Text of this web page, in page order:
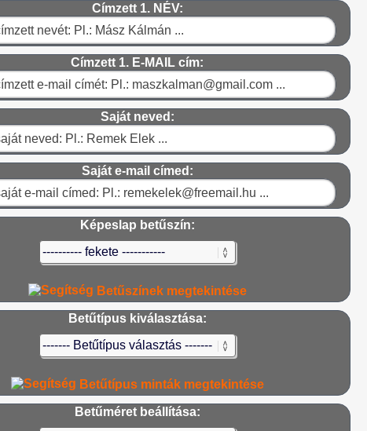
Címzett 1. NÉV:
Címzett 1. E-MAIL cím:
Saját neved:
Saját e-mail címed:
Képeslap betűszín:
Betűszínek megtekintése
Betűtípus kiválasztása:
Betűtípus minták megtekintése
Betűméret beállítása: